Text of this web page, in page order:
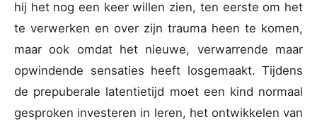
hij het nog een keer willen zien, ten eerste om het
te verwerken en over zijn trauma heen te komen,
maar ook omdat het nieuwe, verwarrende maar
opwindende sensaties heeft losgemaakt. Tijdens
de prepuberale latentietijd moet een kind normaal
gesproken investeren in leren, het ontwikkelen van